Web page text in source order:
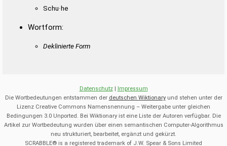
Schu·he
Wortform:
Deklinierte Form
Datenschutz| Impressum
Die Wortbedeutungen entstammen der deutschen Wiktionaryund stehen unter der
Lizenz Creative Commons Namensnennung – Weitergabe unter gleichen
Bedingungen 3.0 Unported. Bei Wiktionary ist eine Liste der Autoren verfügbar. Die
Artikel zur Wortbedeutung wurden über einen semantischen Computer-Algorithmus
neu strukturiert, bearbeitet, ergänzt und gekürzt.
SCRABBLE® is a registered trademark of J.W. Spear & Sons Limited